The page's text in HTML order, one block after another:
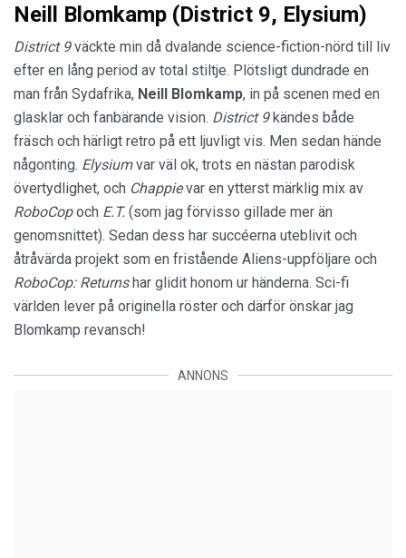
Neill Blomkamp (District 9, Elysium)
District 9väckte min då dvalande science-fiction-nörd till liv
efter en lång period av total stiltje. Plötsligt dundrade en
man från Sydafrika, Neill Blomkamp, in på scenen med en
glasklar och fanbärande vision. District 9kändes både
fräsch och härligt retro på ett ljuvligt vis. Men sedan hände
någonting. Elysiumvar väl ok, trots en nästan parodisk
övertydlighet, och Chappievar en ytterst märklig mix av
RoboCopoch E.T. (som jag förvisso gillade mer än
genomsnittet). Sedan dess har succéerna uteblivit och
åtråvärda projekt som en fristående Aliens-uppföljare och
RoboCop: Returnshar glidit honom ur händerna. Sci-fi
världen lever på originella röster och därför önskar jag
Blomkamp revansch!
ANNONS